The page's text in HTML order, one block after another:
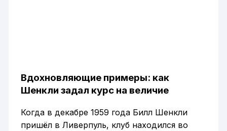
Вдохновляющие примеры: как
Шенкли задал курс на величие
Когда в декабре 1959 года Билл Шенкли
пришёл в Ливерпуль, клуб находился во